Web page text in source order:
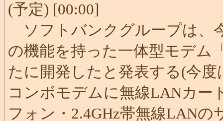
(予定) [00:00]
ソフトバンクグループは、
の機能を持った一体型モデム
たに開発したと発表する(今
コンボモデムに無線LANカー
フォン・2.4GHz帯無線LAN